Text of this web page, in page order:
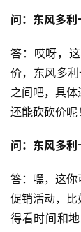
问：东风多
答：哎呀，
价，东风多
之间吧，具
还能砍砍价呢！
问：东风多利
答：嘿，这
促销活动，
得看时间和